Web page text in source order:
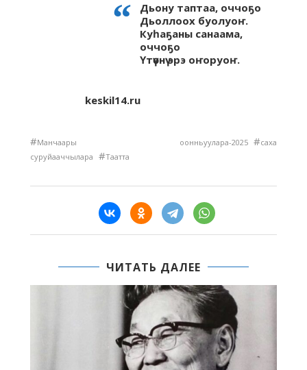
Дьону таптаа, оччоҕо
Дьоллоох буолуоҥ.
Куһаҕаны санаама,
оччоҕо
Үтүөнү эрэ оҥоруоҥ.
keskil14.ru
#Манчаары оонньуулара-2025 #саха
суруйааччылара #Таатта
ЧИТАТЬ ДАЛЕЕ